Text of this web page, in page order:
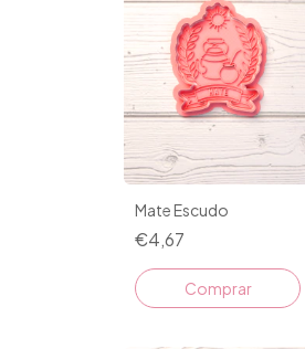
Mate Escudo
€4,67
Comprar